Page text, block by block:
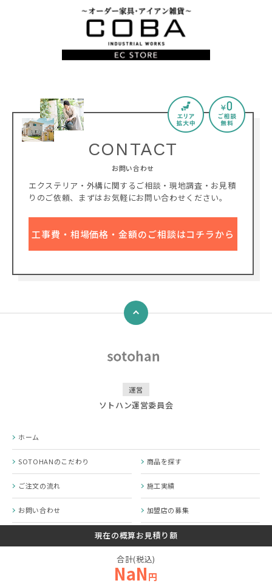
現在の概算お見積り額
合計(税込)
NaN円
CONTACT
お問い合わせ
エクステリア・外構に関するご相談・現地調査・お見積
りのご依頼、
まずはお気軽にお問い合わせください。
工事費・相場価格・金額のご相談はコチラから
↑
運営
ソトハン運営委員会
ホーム
SOTOHANのこだわり 商品を探す
ご注文の流れ 施工実績
お問い合わせ 加盟店の募集
プライバシーポリシー